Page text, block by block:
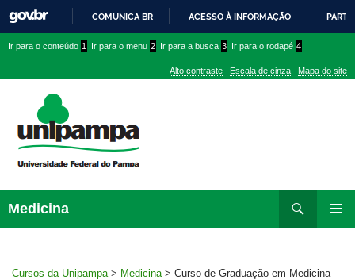
PARA
CONTEÚDO
COMUNICA BR ACESSO À INFORMAÇÃO
conteúdo
menu
superior
menu
Ir para o conteúdo 1 Ir para o menu 2 Ir para a busca 3 Ir para o rodapé 4
Alto contraste Escala de cinza Mapa do site
Medicina
para
Cursos da Unipampa > Medicina > Curso de Graduação em Medicina